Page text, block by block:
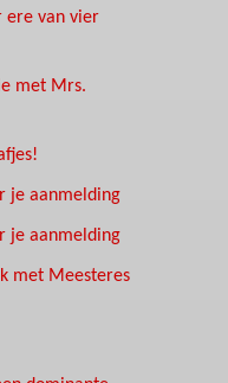
ere van vier
met Mrs.
je aanmelding
je aanmelding
met Meesteres